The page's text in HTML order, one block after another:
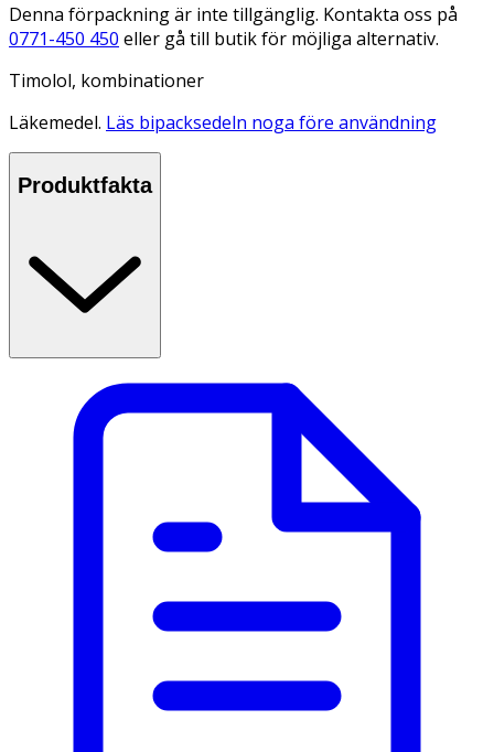
Denna förpackning är inte tillgänglig. Kontakta oss på
0771-450 450 eller gå till butik för möjliga alternativ.
Timolol, kombinationer
Läkemedel. Läs bipacksedeln noga före användning
Produktfakta